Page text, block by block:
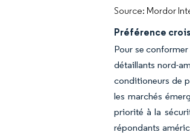
Source: Mordor
Préférence
Pour se
détaillants nord-
conditioneurs de
les marchés
priorité à la
répondants